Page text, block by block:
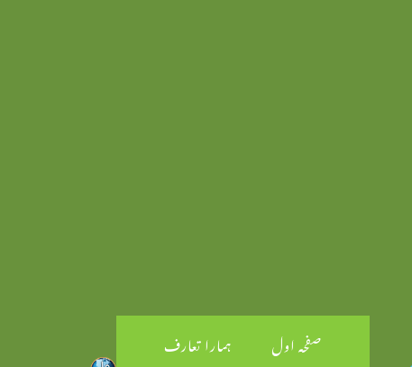
صفحہ اول
ہمارا تعارف